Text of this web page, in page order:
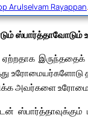
Arulselvam Rayappan.
ஸ்பார்த்தாவோடும்
ஏற்றதாக
உரோமையர்களோடு
அவர்களை
ஸ்பார்த்தாவுக்கும்